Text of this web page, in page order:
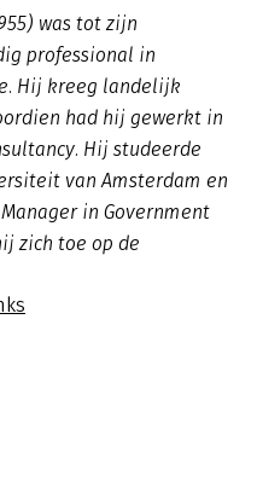
was tot zijn
professional in
Hij kreeg landelijk
had hij gewerkt in
Hij studeerde
van Amsterdam en
in Government
zich toe op de